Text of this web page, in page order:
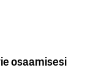
osaamisesi